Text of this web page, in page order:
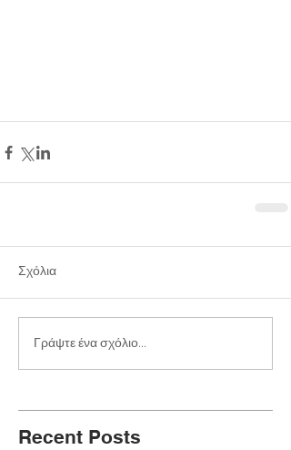
Σχόλια
Γράψτε ένα σχόλιο...
Recent Posts